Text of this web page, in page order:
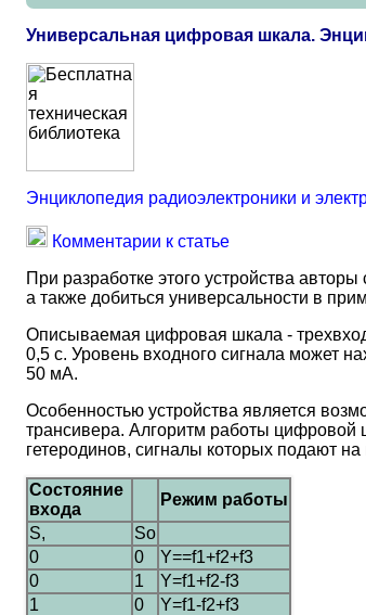
Универсальная цифровая шкала.
Энциклопедия радиоэлектроники и
Комментарии к статье
При разработке этого устройства
а также добиться универсальности в
Описываемая цифровая шкала -
0,5 с. Уровень входного сигнала может
50 мА.
Особенностью устройства является
трансивера. Алгоритм работы цифровой
гетеродинов, сигналы которых подают
Состояние
входа
Режим работы
S,
So
0
0
Y==f1+f2+f3
0
1
Y=f1+f2-f3
1
0
Y=f1-f2+f3